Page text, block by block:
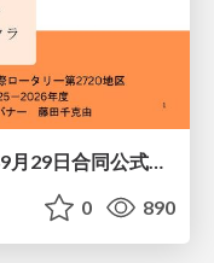
GOVERNOR ADDRESS：2025年9月29日合同公式訪問例会：2720 Japan O.K. ロータリーEクラブ、2025年10月6日卓話：藤田 千克由 氏（国際ロータリー第2720地区 2025－2026年度 ガバナー・大分中央ロータリークラブ・大分トキハタクシー（株）顧問）
0 890